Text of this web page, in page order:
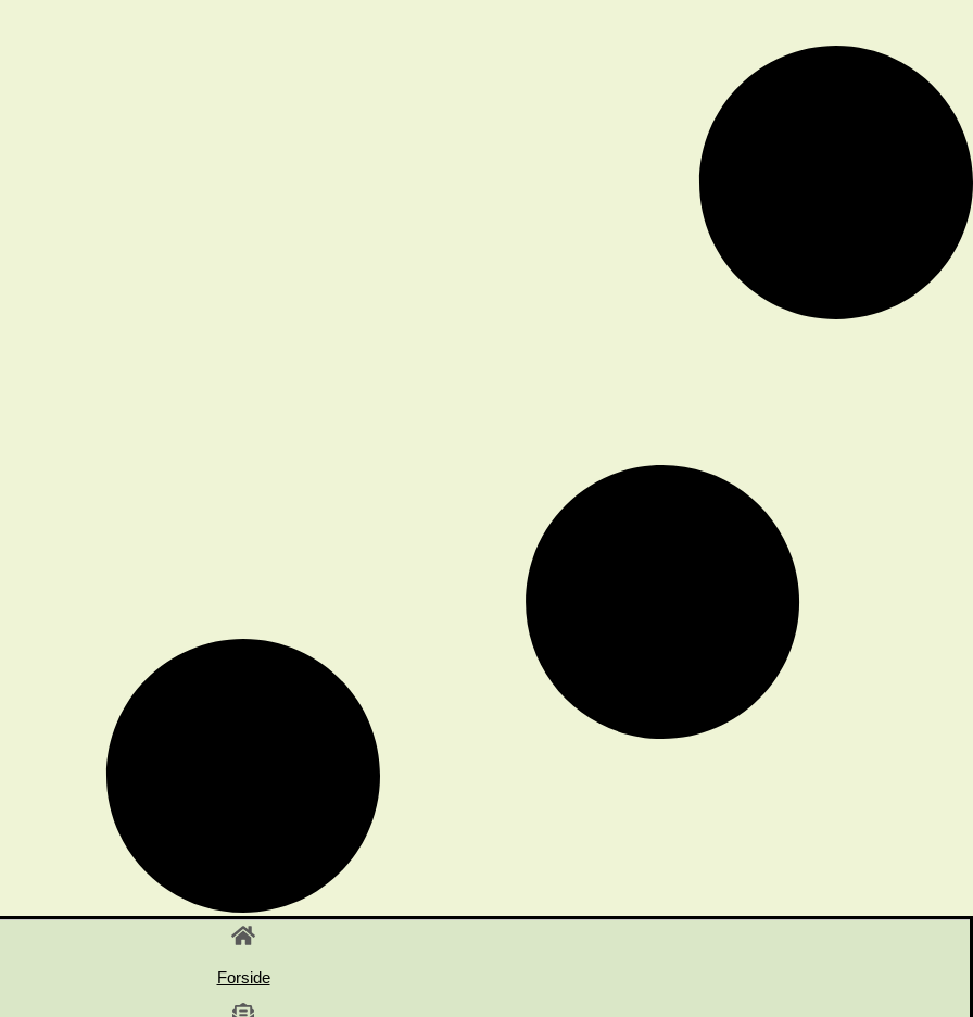
Forside